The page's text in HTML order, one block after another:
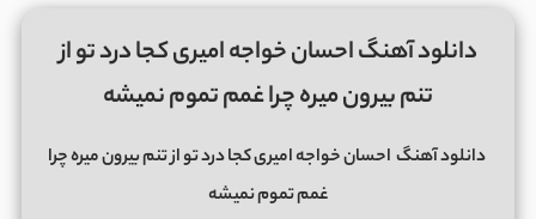
دانلود آهنگ احسان خواجه امیری کجا درد تو از
تنم بیرون میره چرا غمم تموم نمیشه
دانلود آهنگ احسان خواجه امیری کجا درد تو از تنم بیرون میره چرا
غمم تموم نمیشه